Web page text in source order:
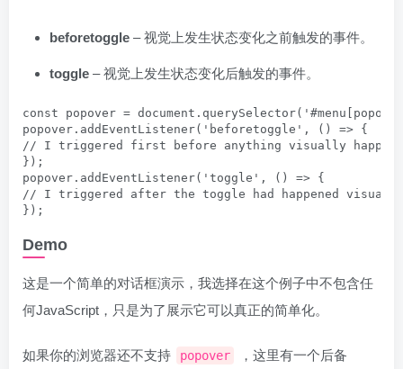
beforetoggle – 视觉上发生状态变化之前触发的事件。
toggle – 视觉上发生状态变化后触发的事件。
const popover =
popover.addEventListener('beforetoggle', () => {
// I triggered first before anything visually
});
popover.addEventListener('toggle', () => {
// I triggered after the toggle had happened
Demo
这是一个简单的对话框演示，我选择在这个例子中不包含任
何JavaScript，只是为了展示它可以真正的简单化。
如果你的浏览器还不支持 popover
，这里有一个后备